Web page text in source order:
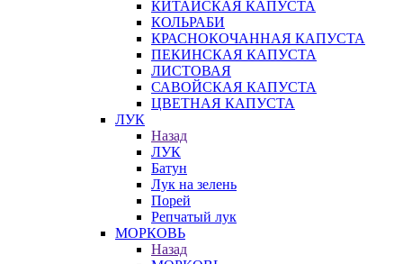
КИТАЙСКАЯ КАПУСТА
КОЛЬРАБИ
КРАСНОКОЧАННАЯ КАПУСТА
ПЕКИНСКАЯ КАПУСТА
ЛИСТОВАЯ
САВОЙСКАЯ КАПУСТА
ЦВЕТНАЯ КАПУСТА
ЛУК
Назад
ЛУК
Батун
Лук на зелень
Порей
Репчатый лук
МОРКОВЬ
Назад